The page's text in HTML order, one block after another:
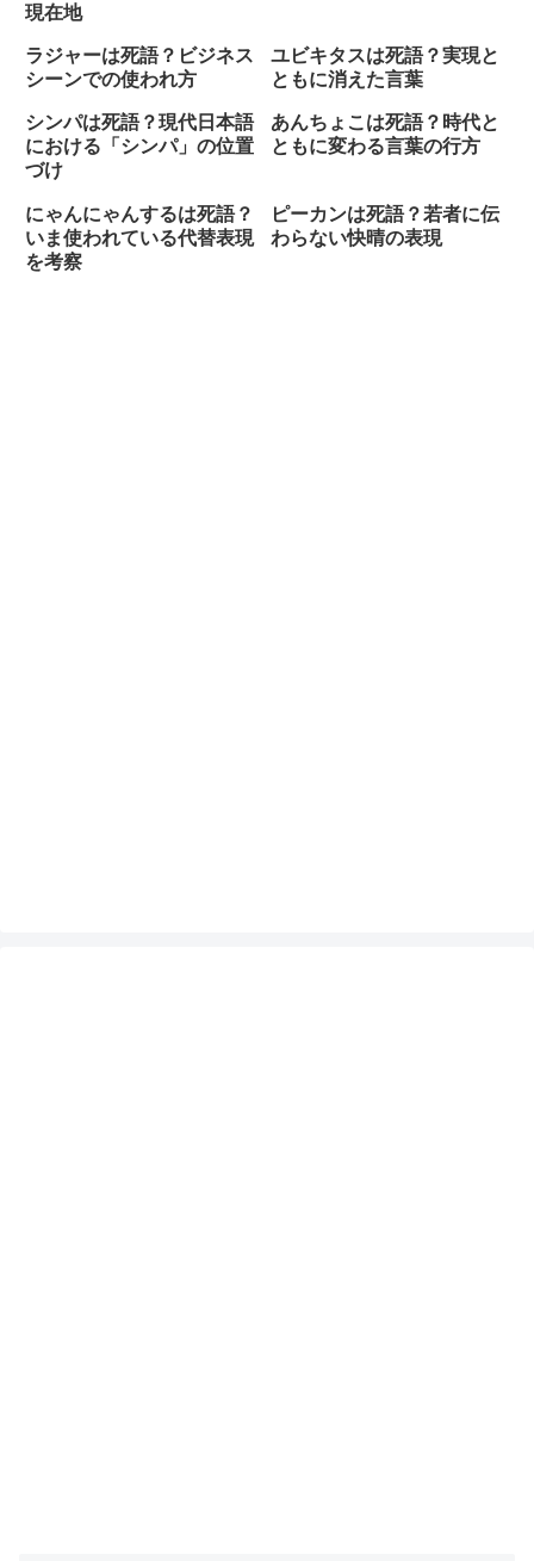
現在地
ラジャーは死語？ビジネス
シーンでの使われ方
ユビキタスは死語？実現と
ともに消えた言葉
シンパは死語？現代日本語
における「シンパ」の位置
づけ
あんちょこは死語？時代と
ともに変わる言葉の行方
にゃんにゃんするは死語？
いま使われている代替表現
を考察
ピーカンは死語？若者に伝
わらない快晴の表現